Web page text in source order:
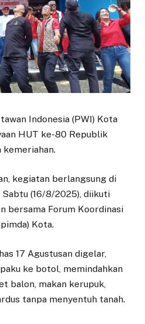
Indonesia (PWI) Kota
HUT ke-80 Republik
kemeriahan.
kegiatan berlangsung di
(16/8/2025), diikuti
bersama Forum Koordinasi
Kota.
17 Agustusan digelar,
ke botol, memindahkan
balon, makan kerupuk,
tanpa menyentuh tanah.